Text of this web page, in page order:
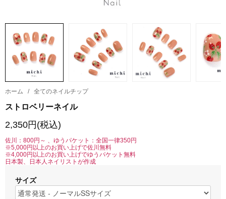
ホーム / 全てのネイルチップ
ストロベリーネイル
2,350円(税込)
佐川：800円～ 、ゆうパケット：全国一律350円
※5,000円以上のお買い上げで佐川無料
※4,000円以上のお買い上げでゆうパケット無料
日本製、日本人ネイリストが作成
サイズ